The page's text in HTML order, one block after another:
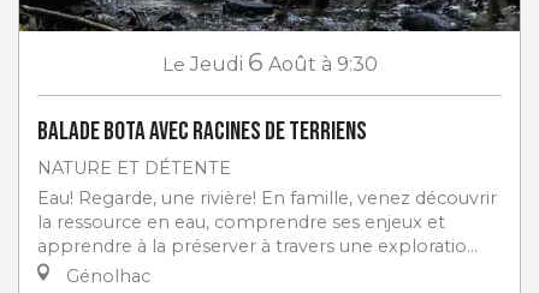
Le Jeudi 6 Août à 9:30
Balade Bota avec Racines de Terriens
NATURE ET DÉTENTE
Eau! Regarde, une rivière! En famille, venez découvrir
la ressource en eau, comprendre ses enjeux et
apprendre à la préserver à travers une exploratio...
Génolhac